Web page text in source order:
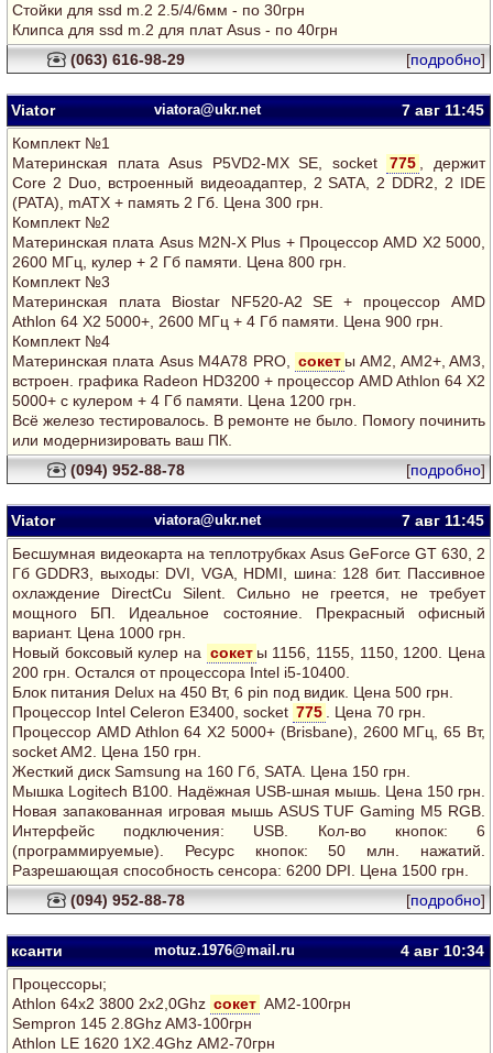
Стойки для ssd m.2 2.5/4/6мм - по 30грн
Клипса для ssd m.2 для плат Asus - по 40грн
(063) 616-98-29
[подробно]
Viator viatora@ukr.net 7 авг11:45
Комплект №1
Материнская плата Asus P5VD2-MX SE, socket
775
, держит
Core 2 Duo, встроенный видеоадаптер, 2 SATA, 2 DDR2, 2 IDE
(PATA), mATX + память 2 Гб. Цена 300 грн.
Комплект №2
Материнская плата Asus M2N-X Plus + Процессор AMD X2 5000,
2600 МГц, кулер + 2 Гб памяти. Цена 800 грн.
Комплект №3
Материнская плата Biostar NF520-A2 SE + процессор AMD
Athlon 64 Х2 5000+, 2600 МГц + 4 Гб памяти. Цена 900 грн.
Комплект №4
Материнская плата Asus M4A78 PRO,
сокет ы AM2, AM2+, AM3,
встроен. графика Radeon HD3200 + процессор AMD Athlon 64 Х2
5000+ с кулером + 4 Гб памяти. Цена 1200 грн.
Всё железо тестировалось. В ремонте не было. Помогу починить
или модернизировать ваш ПК.
(094) 952-88-78
[подробно]
Viator viatora@ukr.net 7 авг11:45
Беcшумная видеокарта на теплотрубках Asus GeForce GT 630, 2
Гб GDDR3, выходы: DVI, VGA, HDMI, шина: 128 бит. Пассивное
охлаждение DirectCu Silent. Сильно не греется, не требует
мощного БП. Идеальное состояние. Прекрасный офисный
вариант. Цена 1000 грн.
Новый боксовый кулер на сокет ы 1156, 1155, 1150, 1200. Цена
200 грн. Остался от процессора Intel i5-10400.
Блок питания Delux на 450 Вт, 6 pin под видик. Цена 500 грн.
Процессор Intel Celeron E3400, socket 775
. Цена 70 грн.
Процессор AMD Athlon 64 Х2 5000+ (Brisbane), 2600 МГц, 65 Вт,
socket AM2. Цена 150 грн.
Жесткий диск Samsung на 160 Гб, SATA. Цена 150 грн.
Мышка Logitech B100. Надёжная USB-шная мышь. Цена 150 грн.
Новая запакованная игровая мышь ASUS TUF Gaming M5 RGB.
Интерфейс подключения: USB. Кол-во кнопок: 6
(программируемые). Ресурс кнопок: 50 млн. нажатий.
Разрешающая способность сенсора: 6200 DPI. Цена 1500 грн.
(094) 952-88-78
[подробно]
ксанти motuz.1976@mail.ru 4 авг10:34
Процессоры;
Athlon 64х2 3800 2х2,0Ghz сокет АМ2-100грн
Sempron 145 2.8Ghz AM3-100грн
Athlon LE 1620 1Х2.4Ghz АМ2-70грн